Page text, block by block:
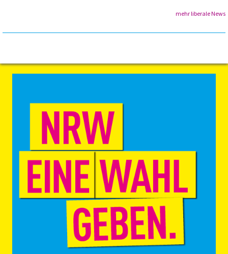
mehr liberale News